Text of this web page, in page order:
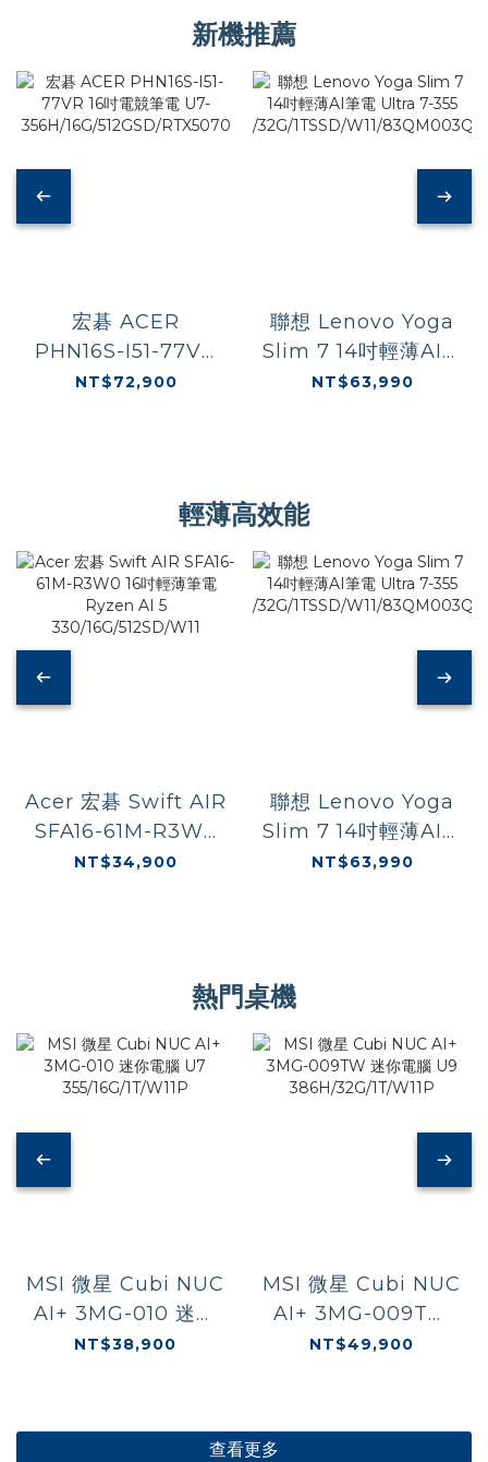
新機推薦
宏碁 ACER
PHN16S-I51-77VR
16吋電競筆電 U7-
NT$72,900
聯想 Lenovo Yoga
Slim 7 14吋輕薄AI筆
電 Ultra 7-355
NT$63,990
輕薄高效能
Acer 宏碁 Swift AIR
SFA16-61M-R3W0
16吋輕薄筆電 Ryzen
NT$34,900
聯想 Lenovo Yoga
Slim 7 14吋輕薄AI筆
電 Ultra 7-355
NT$63,990
熱門桌機
MSI 微星 Cubi NUC
AI+ 3MG-010 迷你
電腦 U7
NT$38,900
MSI 微星 Cubi NUC
AI+ 3MG-009TW
迷你電腦 U9
NT$49,900
查看更多